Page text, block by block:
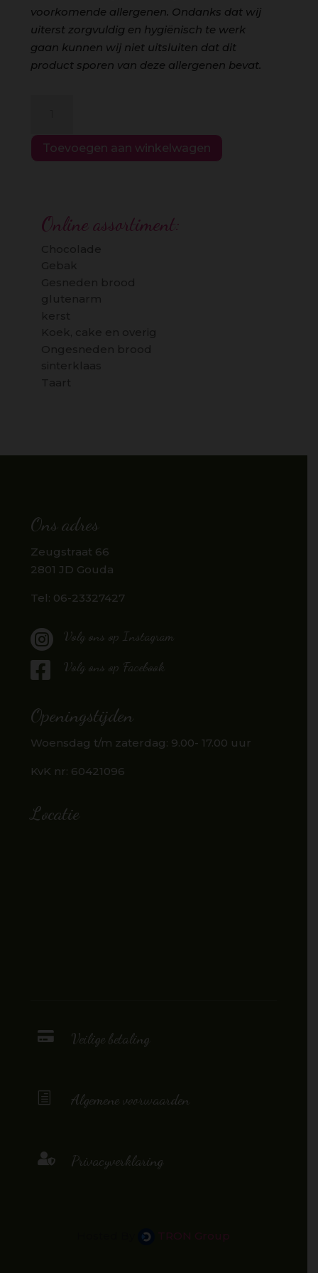
voorkomende allergenen. Ondanks dat wij
uiterst zorgvuldig en hygiënisch te werk
gaan kunnen wij niet uitsluiten dat dit
product sporen van deze allergenen bevat.
Toevoegen aan winkelwagen
Online assortiment:
Ons adres
Zeugstraat 66
2801 JD Gouda
Tel: 06-23327427
 Volg ons op Instagram
 Volg ons op Facebook
Openingstijden
Woensdag t/m zaterdag: 9.00- 17.00 uur
KvK nr: 60421096
Locatie
 Veilige betaling
h Algemene voorwaarden
 Privacyverklaring
TRON Group